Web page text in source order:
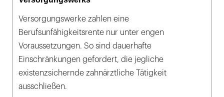
Versorgungswerke zahlen eine
Berufsunfähigkeitsrente nur unter engen
Voraussetzungen. So sind dauerhafte
Einschränkungen gefordert, die jegliche
existenzsichernde zahnärztliche Tätigkeit
ausschließen.